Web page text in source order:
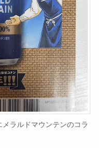
ラルドマウンテンのコラ